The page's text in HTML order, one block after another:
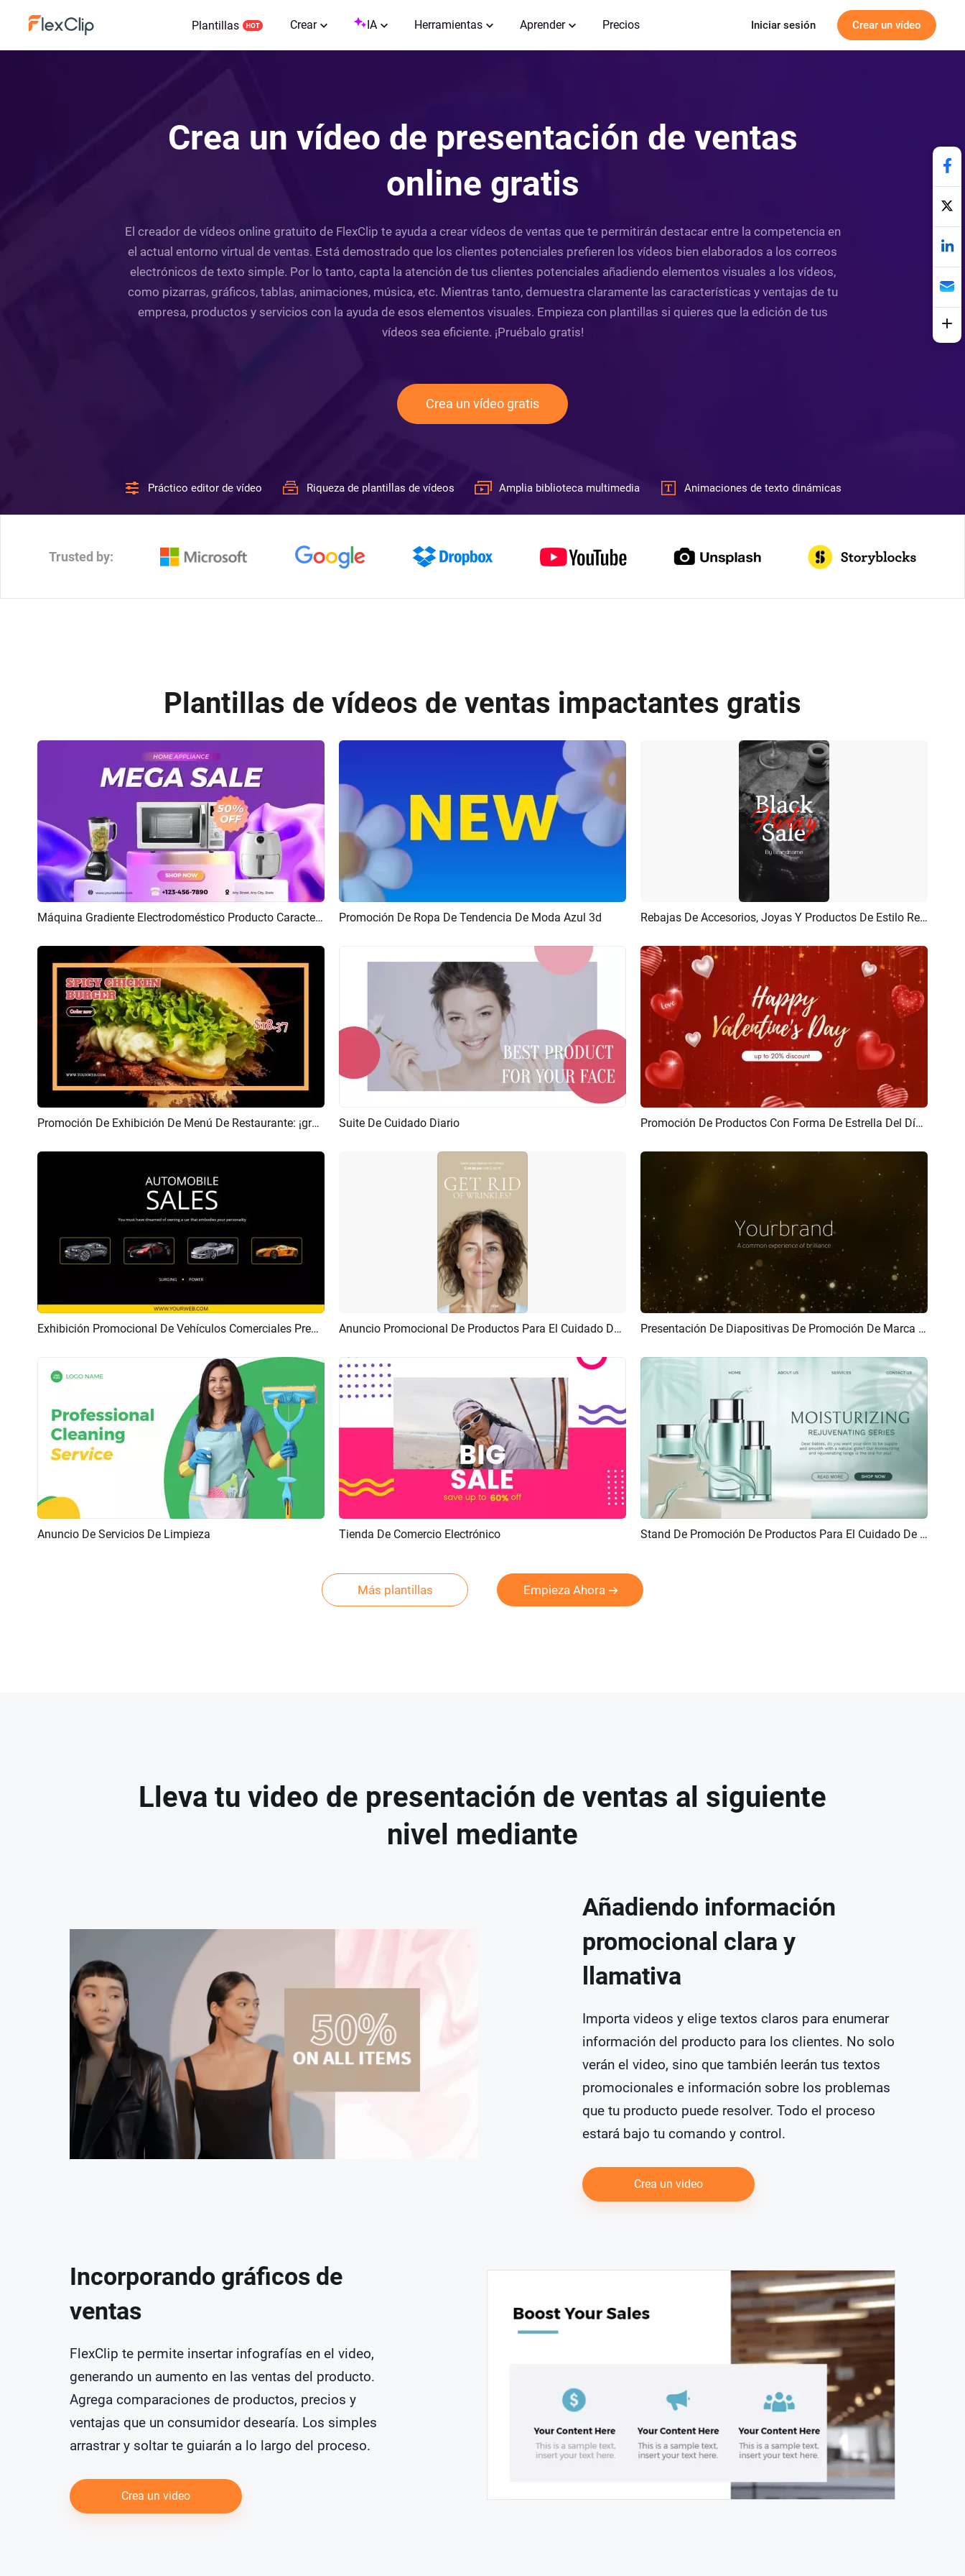
Plantillas Crear IA Herramientas Aprender Precios Iniciar sesión Crear un vídeo
Crea un vídeo de presentación de ventas
online gratis
El creador de vídeos online gratuito de FlexClip te ayuda a crear vídeos de ventas que te permitirán destacar entre la competencia en
el actual entorno virtual de ventas. Está demostrado que los clientes potenciales prefieren los vídeos bien elaborados a los correos
electrónicos de texto simple. Por lo tanto, capta la atención de tus clientes potenciales añadiendo elementos visuales a los vídeos,
como pizarras, gráficos, tablas, animaciones, música, etc. Mientras tanto, demuestra claramente las características y ventajas de tu
empresa, productos y servicios con la ayuda de esos elementos visuales. Empieza con plantillas si quieres que la edición de tus
vídeos sea eficiente. ¡Pruébalo gratis!
Crea un vídeo gratis
Práctico editor de vídeo Riqueza de plantillas de vídeos Amplia biblioteca multimedia Animaciones de texto dinámicas
Trusted by:
Plantillas de vídeos de ventas impactantes gratis
Previsualizar Crear IA Máquina Gradiente Electrodoméstico Producto Característica Mega Venta Previsualizar Crear IA
Promoción De Ropa De Tendencia De Moda Azul 3d Previsualizar Crear IA Rebajas De Accesorios, Joyas Y Productos De Estilo Retro Para El Black Friday
Previsualizar Crear IA Promoción De Exhibición De Menú De Restaurante: ¡gracias Por Su Compra! Previsualizar
Suite De Cuidado Diario Previsualizar Crear IA Promoción De Productos Con Forma De Estrella Del Día De San Valentín Con Globos Rojos
Previsualizar Crear IA Exhibición Promocional De Vehículos Comerciales Premium De Color Amarillo Previsualizar Crear IA Anuncio Promocional De Productos Para El Cuidado De La Piel Con Botox Beige Antes Y Después Previsualizar Crear IA Presentación De Diapositivas De Promoción De Marca De Joyería Con Partículas De Oro Negro, Diamantes, Gemas Y Perlas
Previsualizar Crear IA
Anuncio De Servicios De Limpieza Previsualizar
Tienda De Comercio Electrónico Previsualizar Crear IA Stand De Promoción De Productos Para El Cuidado De La Piel, Ecológico, Elegante, Limpio Y Avanzado
Más plantillas Empieza Ahora
Lleva tu video de presentación de ventas al siguiente
nivel mediante
Añadiendo información
promocional clara y
llamativa
Importa videos y elige textos claros para enumerar
información del producto para los clientes. No solo
verán el video, sino que también leerán tus textos
promocionales e información sobre los problemas
que tu producto puede resolver. Todo el proceso
estará bajo tu comando y control.
Crea un video
Incorporando gráficos de
ventas
FlexClip te permite insertar infografías en el video,
generando un aumento en las ventas del producto.
Agrega comparaciones de productos, precios y
ventajas que un consumidor desearía. Los simples
arrastrar y soltar te guiarán a lo largo del proceso.
Crea un video